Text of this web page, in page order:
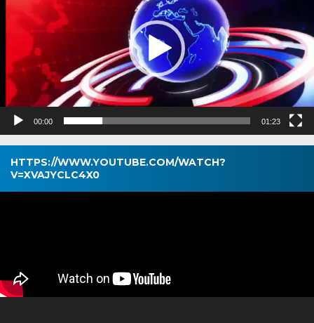
00:00 01:23
HTTPS://WWW.YOUTUBE.COM/WATCH?
V=XVAJYCLC4X0
Pemutar